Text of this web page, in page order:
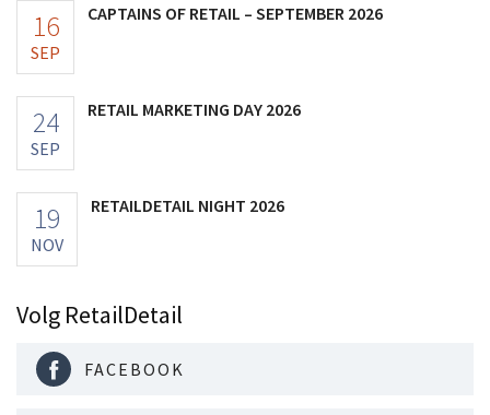
16
SEP
CAPTAINS OF RETAIL – SEPTEMBER 2026
24
SEP
RETAIL MARKETING DAY 2026
19
NOV
RETAILDETAIL NIGHT 2026
Volg RetailDetail
FACEBOOK